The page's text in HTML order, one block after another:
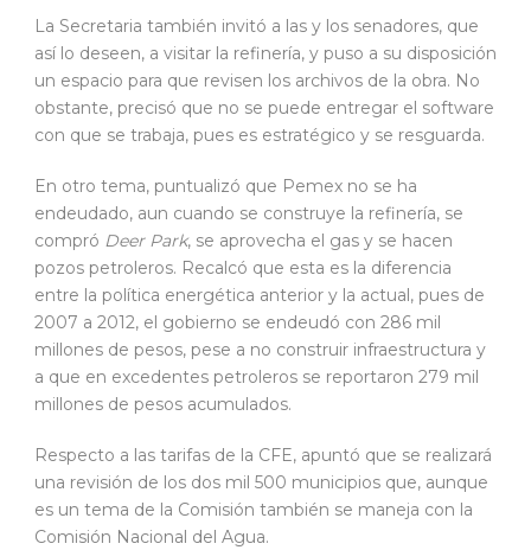
La Secretaria también invitó a las y los senadores, que
así lo deseen, a visitar la refinería, y puso a su disposición
un espacio para que revisen los archivos de la obra. No
obstante, precisó que no se puede entregar el software
con que se trabaja, pues es estratégico y se resguarda.
En otro tema, puntualizó que Pemex no se ha
endeudado, aun cuando se construye la refinería, se
compró Deer Park, se aprovecha el gas y se hacen
pozos petroleros. Recalcó que esta es la diferencia
entre la política energética anterior y la actual, pues de
2007 a 2012, el gobierno se endeudó con 286 mil
millones de pesos, pese a no construir infraestructura y
a que en excedentes petroleros se reportaron 279 mil
millones de pesos acumulados.
Respecto a las tarifas de la CFE, apuntó que se realizará
una revisión de los dos mil 500 municipios que, aunque
es un tema de la Comisión también se maneja con la
Comisión Nacional del Agua.